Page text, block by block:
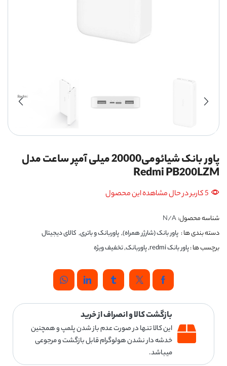
پاور بانک شیائومی20000 میلی آمپر ساعت مدل
Redmi PB200LZM
5 کاربر در حال مشاهده این محصول
شناسه محصول:N/A
دسته بندی ها : پاور بانک (شارژر همراه),پاوربانک و باتری, کالای دیجیتال
برچسب ها :پاور بانک redmi ,پاوربانک,تخفیف ویژه
بازگشت کالا و انصراف از خرید
این کالا تنها در صورت عدم باز شدن پلمپ و همچنین
خدشه دار نشدن هولوگرام قابل بازگشت و مرجوعی
میباشد.